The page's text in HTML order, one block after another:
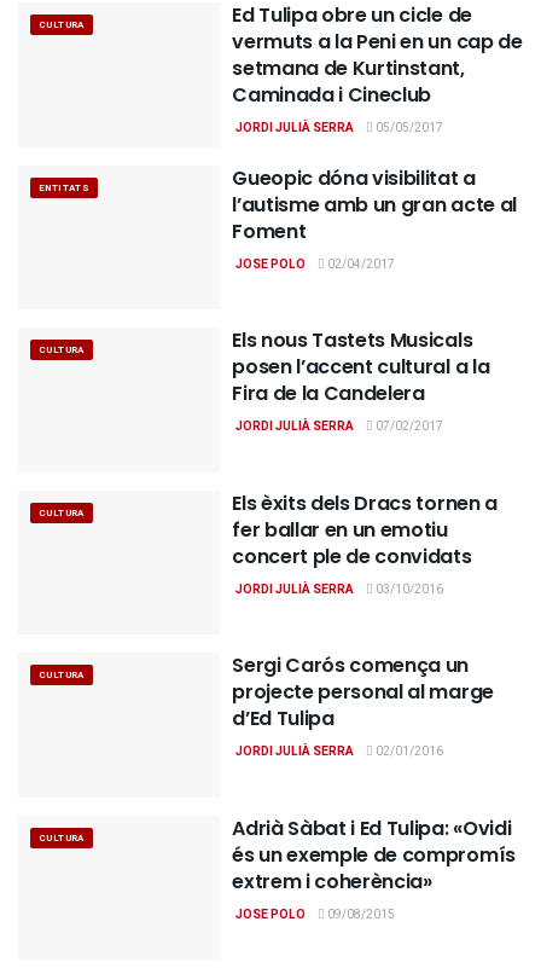
CULTURA
Ed Tulipa obre un cicle de
vermuts a la Peni en un cap de
setmana de Kurtinstant,
Caminada i Cineclub
JORDI JULIÀ SERRA 05/05/2017
ENTITATS
Gueopic dóna visibilitat a
l’autisme amb un gran acte al
Foment
JOSE POLO 02/04/2017
CULTURA
Els nous Tastets Musicals
posen l’accent cultural a la
Fira de la Candelera
JORDI JULIÀ SERRA 07/02/2017
CULTURA
Els èxits dels Dracs tornen a
fer ballar en un emotiu
concert ple de convidats
JORDI JULIÀ SERRA 03/10/2016
CULTURA
Sergi Carós comença un
projecte personal al marge
d’Ed Tulipa
JORDI JULIÀ SERRA 02/01/2016
CULTURA
Adrià Sàbat i Ed Tulipa: «Ovidi
és un exemple de compromís
extrem i coherència»
JOSE POLO 09/08/2015